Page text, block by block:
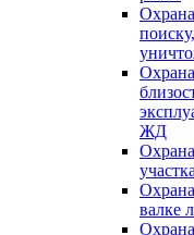
ЖД
валке